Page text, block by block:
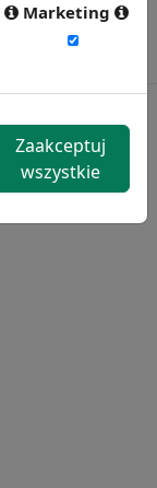
Marketing
Zaakceptuj
wszystkie